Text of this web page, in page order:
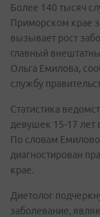
Более 140 тысяч
Приморском крае
вызывает рост
главный
Ольга Емилова,
службу
Статистика
девушек 15-17 лет
По словам
диагностирован
крае.
Диетолог
заболевание,